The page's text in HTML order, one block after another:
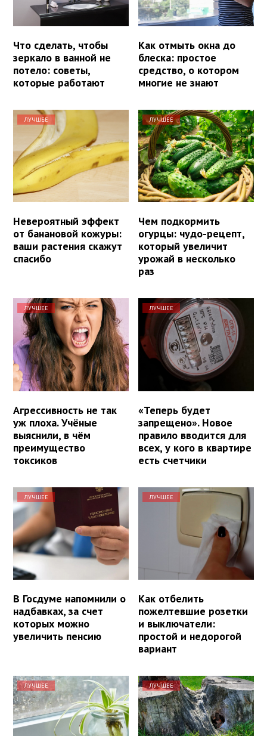
Что сделать, чтобы
зеркало в ванной не
потело: советы,
которые работают
Как отмыть окна до
блеска: простое
средство, о котором
многие не знают
ЛУЧШЕЕ
Невероятный эффект
от банановой кожуры:
ваши растения скажут
спасибо
ЛУЧШЕЕ
Чем подкормить
огурцы: чудо-рецепт,
который увеличит
урожай в несколько
раз
ЛУЧШЕЕ
Агрессивность не так
уж плоха. Учёные
выяснили, в чём
преимущество
токсиков
ЛУЧШЕЕ
«Теперь будет
запрещено». Новое
правило вводится для
всех, у кого в квартире
есть счетчики
ЛУЧШЕЕ
В Госдуме напомнили о
надбавках, за счет
которых можно
увеличить пенсию
ЛУЧШЕЕ
Как отбелить
пожелтевшие розетки
и выключатели:
простой и недорогой
вариант
ЛУЧШЕЕ ЛУЧШЕЕ